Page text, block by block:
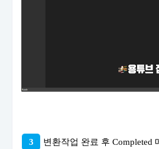
3
변환작업 완료 후 Completed